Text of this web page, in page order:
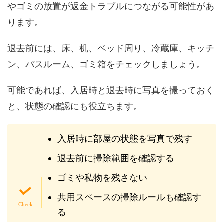
やゴミの放置が返金トラブルにつながる可能性があ
ります。
退去前には、床、机、ベッド周り、冷蔵庫、キッチ
ン、バスルーム、ゴミ箱をチェックしましょう。
可能であれば、入居時と退去時に写真を撮っておく
と、状態の確認にも役立ちます。
入居時に部屋の状態を写真で残す
退去前に掃除範囲を確認する
ゴミや私物を残さない
共用スペースの掃除ルールも確認す
る